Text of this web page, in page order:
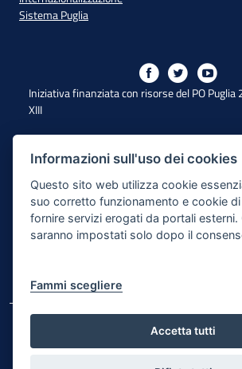
Sistema Puglia
Iniziativa finanziata con risorse del PO
XIII
Dichiarazione di Accessibilità
Note Legali
Cookie e Privacy
Mappa del sito
© Regione Puglia
Informazioni sull'uso dei cookies
Questo sito web utilizza cookie
suo corretto funzionamento e cookie
fornire servizi erogati da portali esterni.
saranno impostati solo dopo il
Fammi scegliere
Accetta tutti